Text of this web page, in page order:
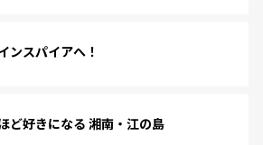
ンスパイアへ！
ど好きになる 湘南・江の島